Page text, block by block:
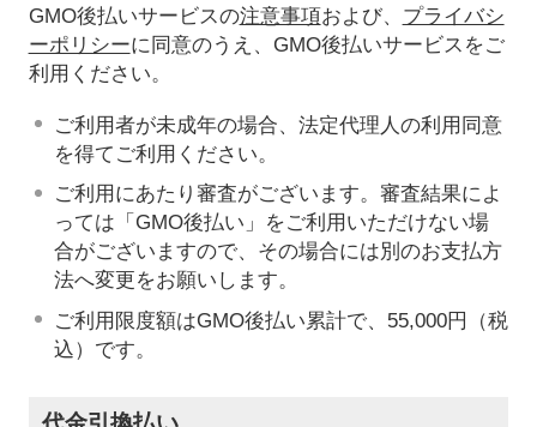
GMO後払いサービスの注意事項および、 プライバシ
ーポリシーに同意のうえ、GMO後払いサービスをご
利用ください。
ご利用者が未成年の場合、法定代理人の利用同意
を得てご利用ください。
ご利用にあたり審査がございます。審査結果によ
っては「GMO後払い」をご利用いただけない場
合がございますので、その場合には別のお支払方
法へ変更をお願いします。
ご利用限度額はGMO後払い累計で、55,000円（税
込）です。